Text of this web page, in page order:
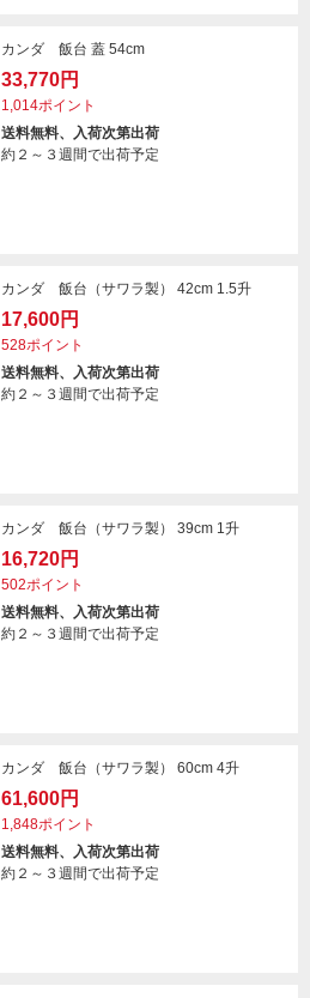
カンダ 飯台 蓋 54cm
33,770円
1,014ポイント
送料無料、入荷次第出荷
約２～３週間で出荷予定
カンダ 飯台（サワラ製） 42cm 1.5升
17,600円
528ポイント
送料無料、入荷次第出荷
約２～３週間で出荷予定
カンダ 飯台（サワラ製） 39cm 1升
16,720円
502ポイント
送料無料、入荷次第出荷
約２～３週間で出荷予定
カンダ 飯台（サワラ製） 60cm 4升
61,600円
1,848ポイント
送料無料、入荷次第出荷
約２～３週間で出荷予定